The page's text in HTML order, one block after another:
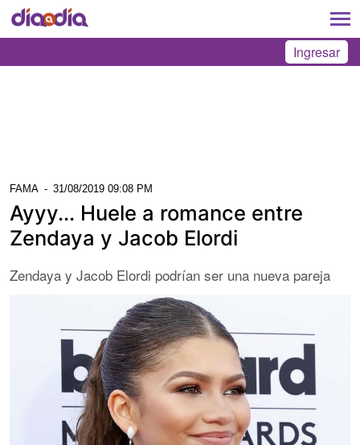
Ingresar
FAMA - 31/08/2019 09:08 PM
Ayyy... Huele a romance entre
Zendaya y Jacob Elordi
Zendaya y Jacob Elordi podrían ser una nueva pareja